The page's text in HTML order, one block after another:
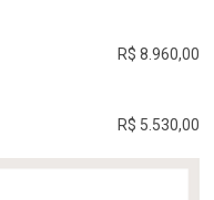
R$ 8.960,00
R$ 5.530,00